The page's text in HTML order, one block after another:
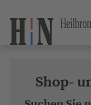
Shop-